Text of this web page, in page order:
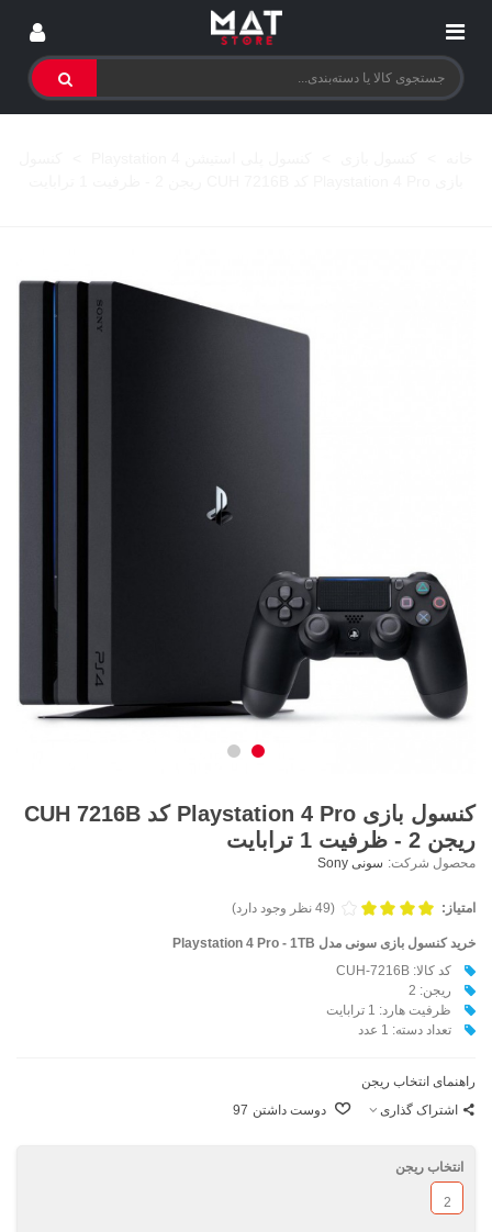
کنسول بازی Playstation 4 Pro کد CUH 7216B
ریجن 2 - ظرفیت 1 ترابایت
محصول شرکت: سونی Sony
امتیاز: (49 نظر وجود دارد)
خرید کنسول بازی سونی مدل Playstation 4 Pro - 1TB
کد کالا: CUH-7216B
ريجن: 2
ظرفيت هارد: 1 ترابایت
تعداد دسته: 1 عدد
راهنمای انتخاب ریجن
اشتراک گذاری
دوست داشتن 97
انتخاب ریجن
2